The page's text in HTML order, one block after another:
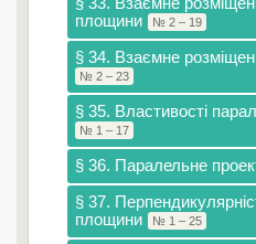
площини
№ 2 – 19
§ 34. Взаємне
№ 2 – 23
§ 35. Властивості
№ 1 – 17
§ 36. Паралельне
§ 37.
площини
№ 1 – 25